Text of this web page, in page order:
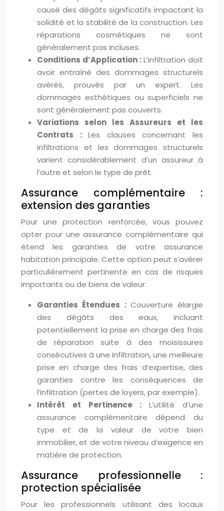
causé des dégâts significatifs impactant la
solidité et la stabilité de la construction. Les
réparations cosmétiques ne sont
généralement pas incluses.
Conditions d’Application :L’infiltration doit
avoir entraîné des dommages structurels
avérés, prouvés par un expert. Les
dommages esthétiques ou superficiels ne
sont généralement pas couverts.
Variations selon les Assureurs et les
Contrats :Les clauses concernant les
infiltrations et les dommages structurels
varient considérablement d’un assureur à
l’autre et selon le type de prêt.
Assurance complémentaire :
extension des garanties
Pour une protection renforcée, vous pouvez
opter pour une assurance complémentaire qui
étend les garanties de votre assurance
habitation principale. Cette option peut s’avérer
particulièrement pertinente en cas de risques
importants ou de biens de valeur.
Garanties Étendues : Couverture élargie
des dégâts des eaux, incluant
potentiellement la prise en charge des frais
de réparation suite à des moisissures
consécutives à une infiltration, une meilleure
prise en charge des frais d’expertise, des
garanties contre les conséquences de
l’infiltration (pertes de loyers, par exemple).
Intérêt et Pertinence :L’utilité d’une
assurance complémentaire dépend du
type et de la valeur de votre bien
immobilier, et de votre niveau d’exigence en
matière de protection.
Assurance professionnelle :
protection spécialisée
Pour les professionnels utilisant des locaux